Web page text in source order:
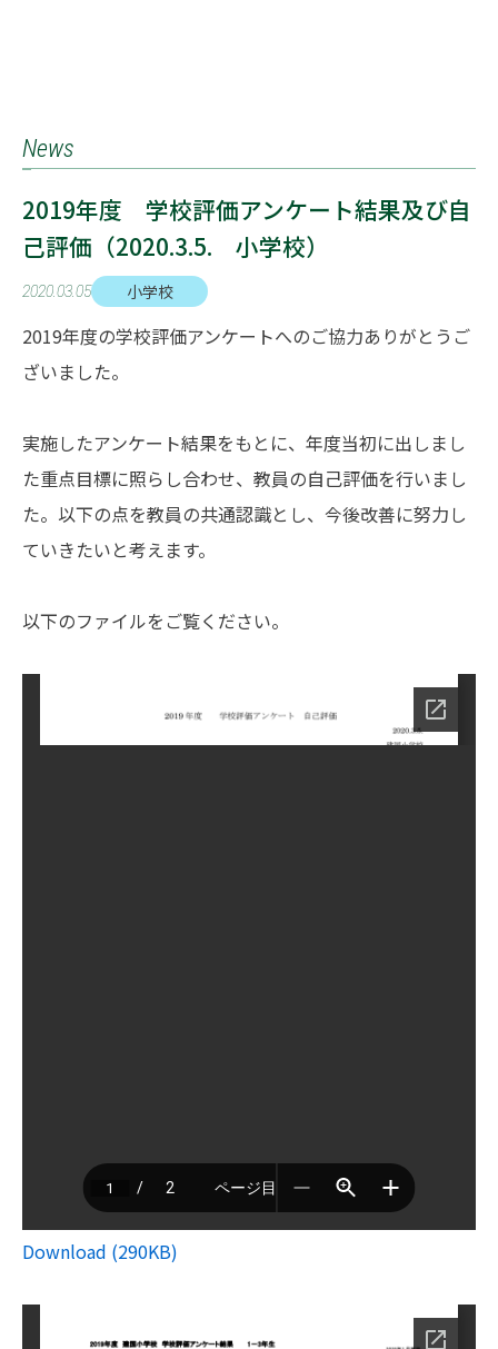
News
2019年度 学校評価アンケート結果及び自
己評価（2020.3.5. 小学校）
2020.03.05 小学校
2019年度の学校評価アンケートへのご協力ありがとうご
ざいました。
実施したアンケート結果をもとに、年度当初に出しまし
た重点目標に照らし合わせ、教員の自己評価を行いまし
た。以下の点を教員の共通認識とし、今後改善に努力し
ていきたいと考えます。
以下のファイルをご覧ください。
Download (290KB)